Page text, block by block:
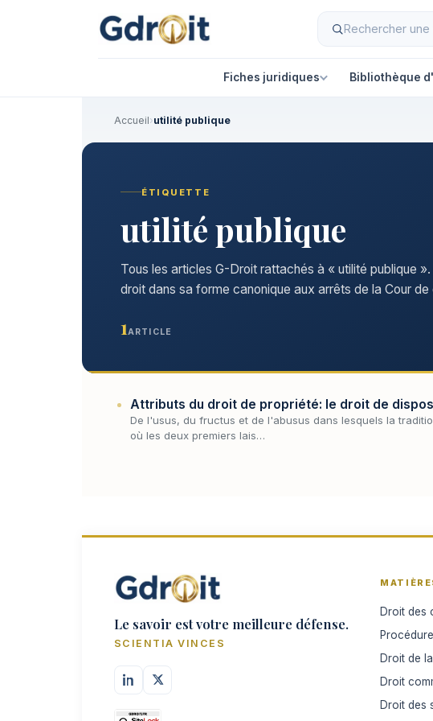
Fiches juridiques Bibliothèque
Accueil›utilité publique
ÉTIQUETTE
utilité publique
Tous les articles G-Droit rattachés à « utilité publique
droit dans sa forme canonique aux arrêts de la Cour
1 ARTICLE
Attributs du droit de propriété: le droit de
De l'usus, du fructus et de l'abusus dans lesquels la
où les deux premiers lais…
Le savoir est votre meilleure défense.
SCIENTIA VINCES
Droit des
Droit de
Droit
Droit des